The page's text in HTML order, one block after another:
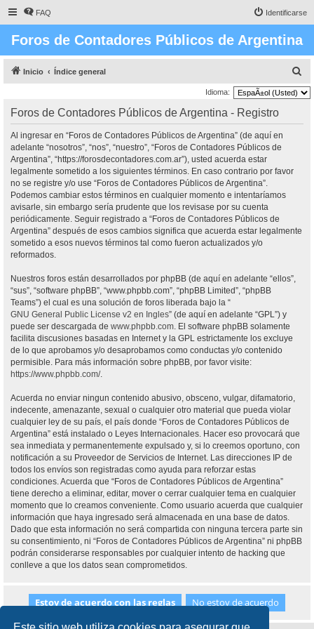
FAQ Identificarse
Foros de Contadores Públicos de Argentina
Inicio Índice general
u
Idioma:
Foros de Contadores Públicos de Argentina - Registro
Al ingresar en “Foros de Contadores Públicos de Argentina” (de aquí en
adelante “nosotros”, “nos”, “nuestro”, “Foros de Contadores Públicos de
Argentina”, “https://forosdecontadores.com.ar”), usted acuerda estar
legalmente sometido a los siguientes términos. En caso contrario por favor
no se registre y/o use “Foros de Contadores Públicos de Argentina”.
Podemos cambiar estos términos en cualquier momento e intentaríamos
avisarle, sin embargo sería prudente que los revisase por su cuenta
periódicamente. Seguir registrado a “Foros de Contadores Públicos de
Argentina” después de esos cambios significa que acuerda estar legalmente
sometido a esos nuevos términos tal como fueron actualizados y/o
reformados.
Nuestros foros están desarrollados por phpBB (de aquí en adelante “ellos”,
“sus”, “software phpBB”, “www.phpbb.com”, “phpBB Limited”, “phpBB
Teams”) el cual es una solución de foros liberada bajo la “
GNU General Public License v2 en Ingles” (de aquí en adelante “GPL”) y
puede ser descargada de www.phpbb.com. El software phpBB solamente
facilita discusiones basadas en Internet y la GPL estrictamente los excluye
de lo que aprobamos y/o desaprobamos como conductas y/o contenido
permisible. Para más información sobre phpBB, por favor visite:
https://www.phpbb.com/.
Acuerda no enviar ningun contenido abusivo, obsceno, vulgar, difamatorio,
indecente, amenazante, sexual o cualquier otro material que pueda violar
cualquier ley de su país, el país donde “Foros de Contadores Públicos de
Argentina” está instalado o Leyes Internacionales. Hacer eso provocará que
sea inmediata y permanentemente expulsado y, si lo creemos oportuno, con
notificación a su Proveedor de Servicios de Internet. Las direcciones IP de
todos los envíos son registradas como ayuda para reforzar estas
condiciones. Acuerda que “Foros de Contadores Públicos de Argentina”
tiene derecho a eliminar, editar, mover o cerrar cualquier tema en cualquier
momento que lo creamos conveniente. Como usuario acuerda que cualquier
información que haya ingresado será almacenada en una base de datos.
Dado que esta información no será compartida con ninguna tercera parte sin
su consentimiento, ni “Foros de Contadores Públicos de Argentina” ni phpBB
podrán considerarse responsables por cualquier intento de hacking que
conlleve a que los datos sean comprometidos.